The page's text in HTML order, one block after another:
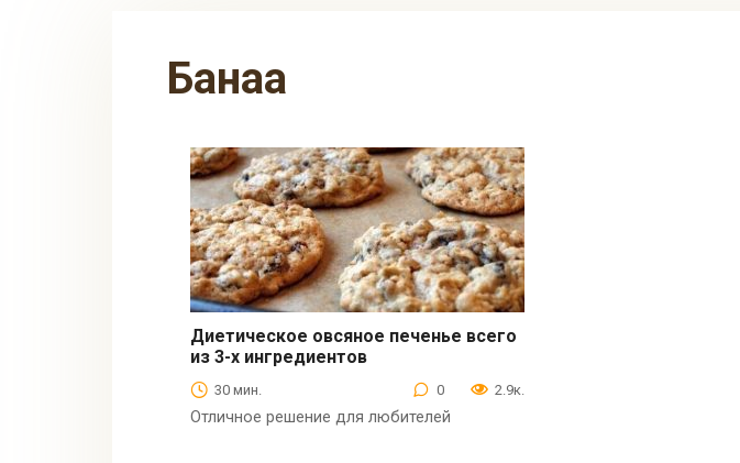
банаа
Десерты
Диетическое овсяное печенье всего
из 3-х ингредиентов
30 мин. 0 2.9к.
Отличное решение для любителей